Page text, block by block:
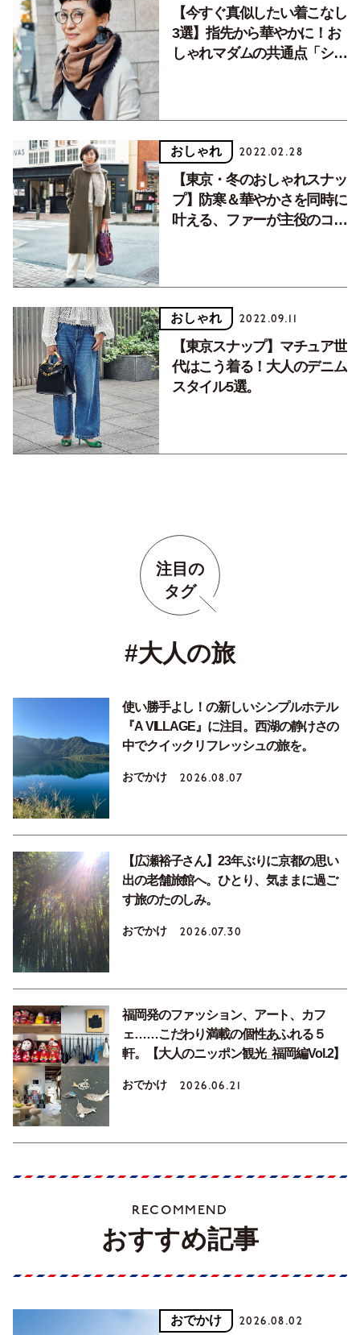
【今すぐ真似したい着こなし
3選】指先から華やかに！お
しゃれマダムの共通点「シル
おしゃれ 2022.02.28
【東京・冬のおしゃれスナッ
プ】防寒＆華やかさを同時に
叶える、ファーが主役のコー
おしゃれ 2022.09.11
【東京スナップ】マチュア世
代はこう着る！大人のデニム
スタイル5選。
注目の
タグ
#大人の旅
使い勝手よし！の新しいシンプルホテル
『A VILLAGE』に注目。西湖の静けさの
中でクイックリフレッシュの旅を。
おでかけ 2026.08.07
【広瀬裕子さん】23年ぶりに京都の思い
出の老舗旅館へ。ひとり、気ままに過ご
す旅のたのしみ。
おでかけ 2026.07.30
福岡発のファッション、アート、カフ
ェ……こだわり満載の個性あふれる５
軒。【大人のニッポン観光_福岡編Vol.2】
おでかけ 2026.06.21
RECOMMEND
おすすめ記事
おでかけ 2026.08.02